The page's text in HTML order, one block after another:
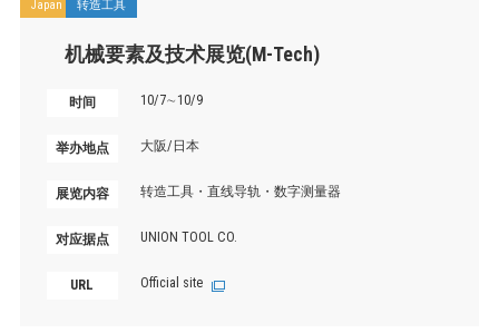
Japan 转造工具
机械要素及技术展览(M-Tech)
时间 10/7∼10/9
举办地点 大阪/日本
展览内容 转造工具・直线导轨・数字测量器
对应据点 UNION TOOL CO.
URL Official site